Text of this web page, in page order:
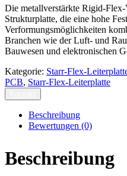
Die metallverstärkte Rigid-
Strukturplatte, die eine hohe
Verformungsmöglichkeiten
Branchen wie der Luft- und
Bauwesen und elektronischen
Kategorie: Starr-Flex-
PCB, Starr-Flex-Leiterplatte
Beschreibung
Bewertungen (0)
Beschreibung